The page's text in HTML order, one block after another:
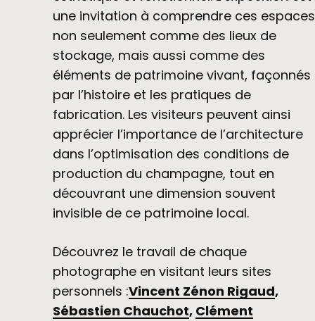
une invitation à comprendre ces espaces
non seulement comme des lieux de
stockage, mais aussi comme des
éléments de patrimoine vivant, façonnés
par l’histoire et les pratiques de
fabrication. Les visiteurs peuvent ainsi
apprécier l’importance de l’architecture
dans l’optimisation des conditions de
production du champagne, tout en
découvrant une dimension souvent
invisible de ce patrimoine local.
Découvrez le travail de chaque
photographe en visitant leurs sites
personnels :Vincent Zénon Rigaud,
Sébastien Chauchot, Clément